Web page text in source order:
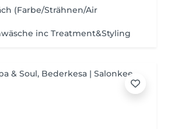
(Farbe/Strähnen/Air
inc Treatment&Styling